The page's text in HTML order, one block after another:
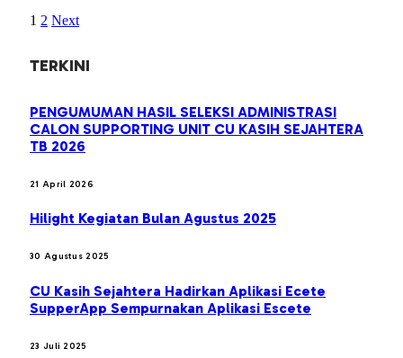
1 2 Next
TERKINI
PENGUMUMAN HASIL SELEKSI ADMINISTRASI
CALON SUPPORTING UNIT CU KASIH SEJAHTERA
TB 2026
21 April 2026
Hilight Kegiatan Bulan Agustus 2025
30 Agustus 2025
CU Kasih Sejahtera Hadirkan Aplikasi Ecete
SupperApp Sempurnakan Aplikasi Escete
23 Juli 2025